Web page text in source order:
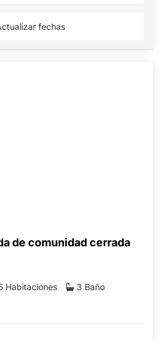
fechas
de comunidad cerrada
Habitaciones
3 Baño